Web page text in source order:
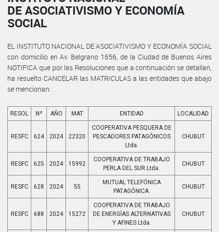
DE ASOCIATIVISMO Y ECONOMÍA
SOCIAL
EL INSTITUTO NACIONAL DE ASOCIATIVISMO Y ECONOMÍA SOCIAL
con domicilio en Av. Belgrano 1656, de la Ciudad de Buenos Aires
NOTIFICA que por las Resoluciones que a continuación se detallan,
ha resuelto CANCELAR las MATRICULAS a las entidades que abajo
se mencionan:
RESOL Nº AÑO MAT ENTIDAD LOCALIDAD
RESFC 624 2024 22320
COOPERATIVA PESQUERA DE
PESCADORES PATAGÓNICOS
Ltda.
CHUBUT
RESFC 625 2024 15992
COOPERATIVA DE TRABAJO
PERLA DEL SUR Ltda.
CHUBUT
RESFC 628 2024 55
MUTUAL TELEFÓNICA
PATAGÓNICA.
CHUBUT
RESFC 688 2024 15272
COOPERATIVA DE TRABAJO
DE ENERGÍAS ALTERNATIVAS
Y AFINES Ltda.
CHUBUT